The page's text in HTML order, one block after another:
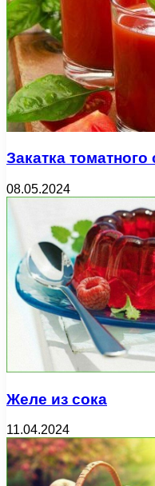
Закатка томатного
08.05.2024
Желе из сока
11.04.2024